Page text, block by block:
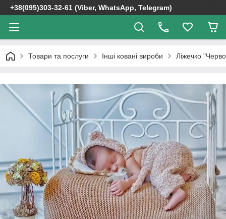
+38(095)303-32-61 (Viber, WhatsApp, Telegram)
Товари та послуги Інші ковані вироби Ліжечко